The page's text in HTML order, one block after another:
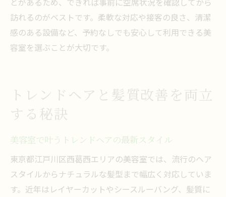
訪れるのがベストです。柔軟な対応や接客の良さ、清潔
感のある設備など、予約なしでも安心して利用できる美
容室を選ぶことが大切です。
トレンドヘアと髪質改善を両立
する秘訣
美容室で叶うトレンドヘアの最新スタイル
東京都江戸川区西葛西エリアの美容室では、流行のヘア
スタイルからナチュラルな髪型まで幅広く対応していま
す。近年はレイヤーカットやシースルーバング、髪質に